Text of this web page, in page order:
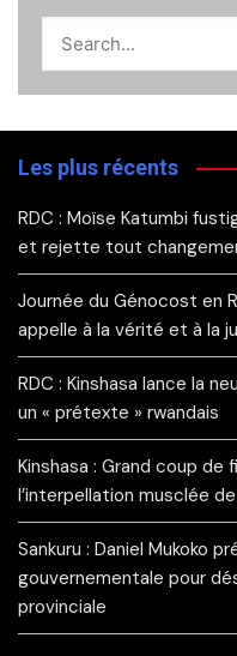
Les plus récents
RDC : Moïse Katumbi
et rejette tout
Journée du Génocost en
appelle à la vérité et à la
RDC : Kinshasa lance la
un « prétexte » rwandais
Kinshasa : Grand coup de
l’interpellation musclée
Sankuru : Daniel Mukoko
gouvernementale pour
provinciale